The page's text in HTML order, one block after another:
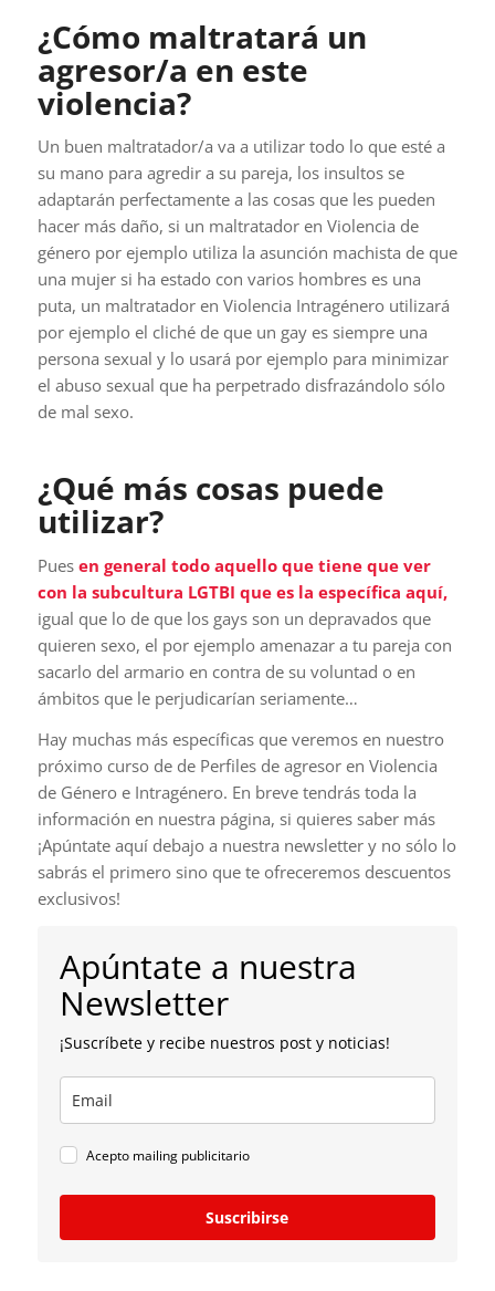
¿Cómo maltratará un
agresor/a en este
violencia?
Un buen maltratador/a va a utilizar todo lo que esté a
su mano para agredir a su pareja, los insultos se
adaptarán perfectamente a las cosas que les pueden
hacer más daño, si un maltratador en Violencia de
género por ejemplo utiliza la asunción machista de que
una mujer si ha estado con varios hombres es una
puta, un maltratador en Violencia Intragénero utilizará
por ejemplo el cliché de que un gay es siempre una
persona sexual y lo usará por ejemplo para minimizar
el abuso sexual que ha perpetrado disfrazándolo sólo
de mal sexo.
¿Qué más cosas puede
utilizar?
Pues en general todo aquello que tiene que ver
con la subcultura LGTBI que es la específica aquí,
igual que lo de que los gays son un depravados que
quieren sexo, el por ejemplo amenazar a tu pareja con
sacarlo del armario en contra de su voluntad o en
ámbitos que le perjudicarían seriamente…
Hay muchas más específicas que veremos en nuestro
próximo curso de de Perfiles de agresor en Violencia
de Género e Intragénero. En breve tendrás toda la
información en nuestra página, si quieres saber más
¡Apúntate aquí debajo a nuestra newsletter y no sólo lo
sabrás el primero sino que te ofreceremos descuentos
exclusivos!
Apúntate a nuestra
Newsletter
¡Suscríbete y recibe nuestros post y noticias!
Acepto mailing publicitario
Suscribirse